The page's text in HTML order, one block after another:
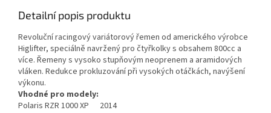
Detailní popis produktu
Revoluční racingový variátorový řemen od amerického výrobce
Higlifter, speciálně navržený pro čtyřkolky s obsahem 800cc a
více. Řemeny s vysoko stupňovým neoprenem a aramidových
vláken. Redukce prokluzování při vysokých otáčkách, navýšení
výkonu.
Vhodné pro modely:
Polaris RZR 1000 XP 2014